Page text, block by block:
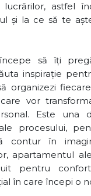
astfel
și la ce să te
să îți
inspirație
organizezi
vor
Este una
procesului,
contur în
apartamentul
pentru
în care începi o